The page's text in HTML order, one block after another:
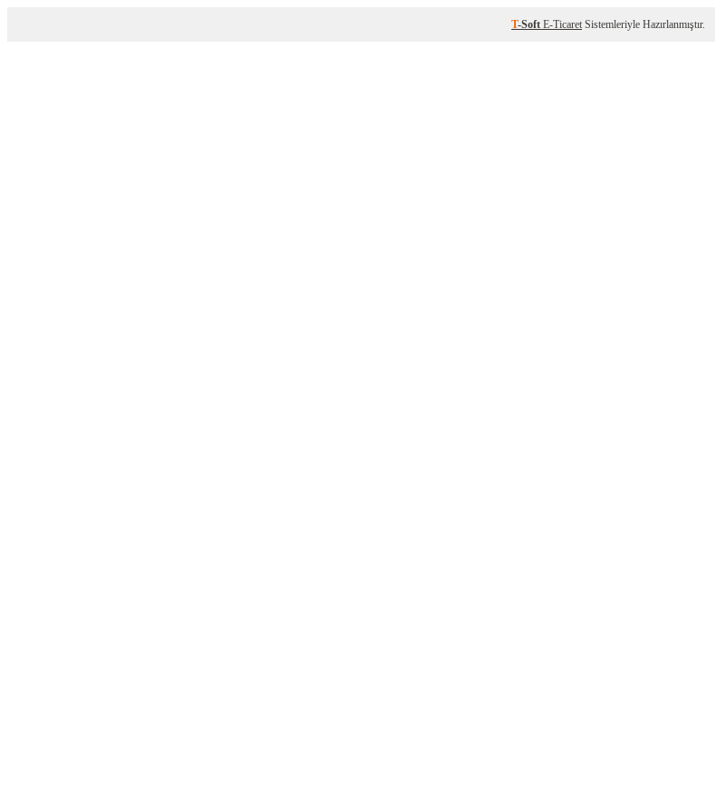
T-Soft E-Ticaret Sistemleriyle Hazırlanmıştır.